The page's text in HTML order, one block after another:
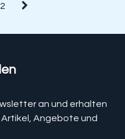
2
an und erhalten
Angebote und